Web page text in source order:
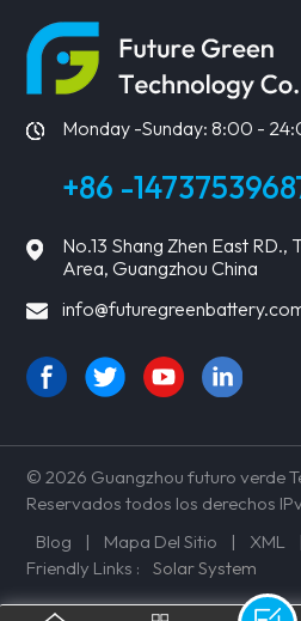
APRENDE
Monday -Sunday: 8:00 -
+86 -
No.13 Shang Zhen East RD.,
Area, Guangzhou China
© 2026 Guangzhou futuro verde
Reservados todos los derechos
Blog
| Mapa Del Sitio | XML
Friendly Links :
Solar System